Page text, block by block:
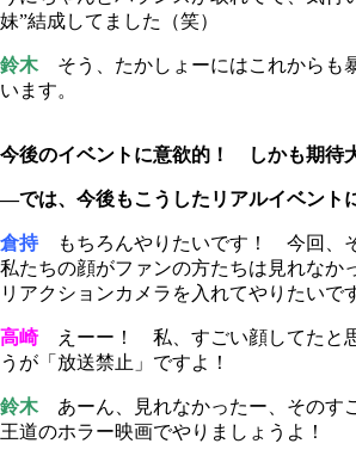
妹”結成してました（笑）
鈴木そう、たかしょーにはこれからも
います。
今後のイベントに意欲的！ しかも期待
―では、今後もこうしたリアルイベント
倉持もちろんやりたいです！ 今回、そ
私たちの顔がファンの方たちは見れなか
リアクションカメラを入れてやりたいで
高崎えーー！ 私、すごい顔してたと
うが「放送禁止」ですよ！
鈴木あーん、見れなかったー、そのす
王道のホラー映画でやりましょうよ！